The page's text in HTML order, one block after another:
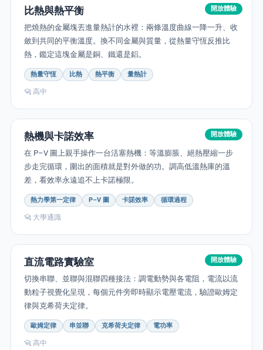
開放體驗
比熱與熱平衡
把燒熱的金屬塊丟進量熱計的水裡：兩條溫度曲線一降一升、收
斂到共同的平衡溫度。換不同金屬與質量，從熱量守恆反推比
熱，鑑定這塊金屬是銅、鐵還是鋁。
熱量守恆 比熱 熱平衡 量熱計
高中
開放體驗
熱機與卡諾效率
在 P–V 圖上親手操作一台活塞熱機：等溫膨脹、絕熱壓縮一步
步走完循環，圍出的面積就是對外做的功。調高低溫熱庫的溫
差，看效率永遠追不上卡諾極限。
熱力學第一定律 P–V 圖 卡諾效率 循環過程
大學通識
開放體驗
直流電路實驗室
切換串聯、並聯與混聯四種接法：調電動勢與各電阻，電流以流
動粒子視覺化呈現，每個元件旁即時顯示電壓電流，驗證歐姆定
律與克希荷夫定律。
歐姆定律 串並聯 克希荷夫定律 電功率
高中